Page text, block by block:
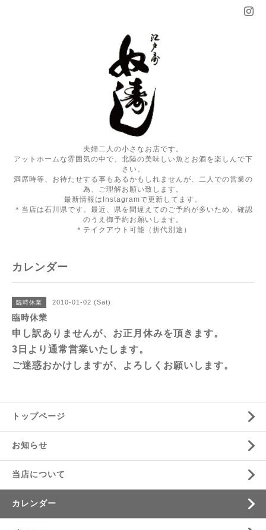
夫婦二人の小さなお店です。
アットホームな雰囲気の中で、北陸の美味しい魚とお酒を楽しんで下
さい。
満席時等、お待たせする事もあるかもしれませんが、二人での営業の
為、ご理解お願い致します。
最新情報はInstagramで更新してます。
＊当店は石川県です。最近、県を間違えてのご予約が多いため、確認
のうえ御予約お願いします。
＊テイクアウト可能（折代別途）
カレンダー
臨時休業 2010-01-02 (Sat)
臨時休業
申し訳ありませんが、お正月休みを頂きます。
3日より通常営業いたします。
ご迷惑おかけしますが、よろしくお願いします。
トップページ
お知らせ
当店について
カレンダー